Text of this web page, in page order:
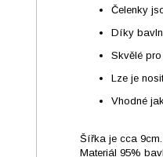
Čelenky
Díky
Skvělé
Lze je
Vhodné
Šířka je cca 9cm.
Materiál 95%